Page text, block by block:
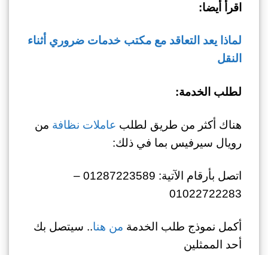
اقرأ أيضا:
لماذا يعد التعاقد مع مكتب خدمات ضروري أثناء
النقل
لطلب الخدمة:
هناك أكثر من طريق لطلب عاملات نظافة من
رويال سيرفيس بما في ذلك:
اتصل بأرقام الآتية: 01287223589 –
01022722283
أكمل نموذج طلب الخدمة من هنا.. سيتصل بك
أحد الممثلين